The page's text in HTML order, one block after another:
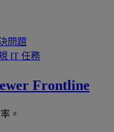
問題
IT 任務
Frontline
。